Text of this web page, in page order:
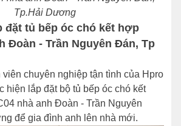
Tp.Hải Dương
đặt tủ bếp óc chó kết hợp
Đoàn - Trần Nguyên Đán, Tp
chuyên nghiệp tận tình của Hpro
hiện lắp đặt bộ tủ bếp óc chó kết
nhà anh Đoàn - Trần Nguyên
để gia đình anh lên nhà mới.